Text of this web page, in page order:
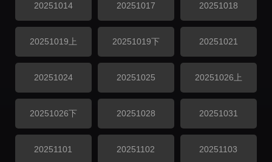
20251014 20251017 20251018
20251019上 20251019下 20251021
20251024 20251025 20251026上
20251026下 20251028 20251031
20251101 20251102 20251103